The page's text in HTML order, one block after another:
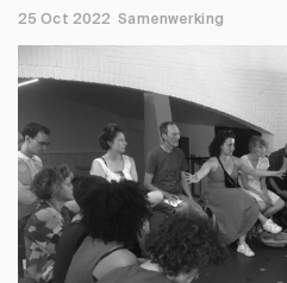
25 Oct 2022 Samenwerking